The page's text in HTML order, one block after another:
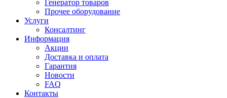
Генератор товаров
Прочее оборудование
Услуги
Консалтинг
Информация
Акции
Доставка и оплата
Гарантия
Новости
FAQ
Контакты